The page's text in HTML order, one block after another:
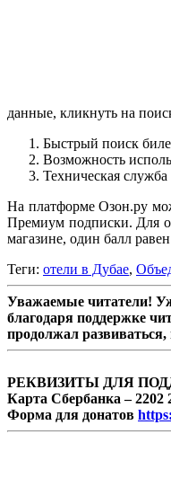
данные, кликнуть на
Быстрый поиск
Возможность
Техническая
На платформе Озон.ру
Премиум подписки. Для
магазине, один балл
Теги: отели в Дубае,
Уважаемые читатели!
благодаря поддержке
продолжал
РЕКВИЗИТЫ ДЛЯ
Карта Сбербанка – 2202
Форма для донатов